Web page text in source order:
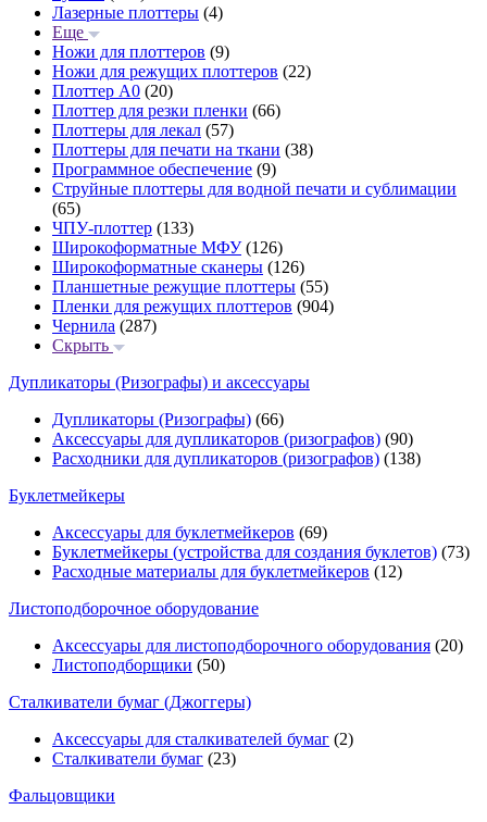
Лазерные плоттеры (4)
Еще
Ножи для плоттеров (9)
Ножи для режущих плоттеров (22)
Плоттер А0 (20)
Плоттер для резки пленки (66)
Плоттеры для лекал (57)
Плоттеры для печати на ткани (38)
Программное обеспечение (9)
Струйные плоттеры для водной печати и сублимации
(65)
ЧПУ-плоттер (133)
Широкоформатные МФУ(126)
Широкоформатные сканеры (126)
Планшетные режущие плоттеры (55)
Пленки для режущих плоттеров (904)
Чернила (287)
Скрыть
Дупликаторы (Ризографы) и аксессуары
Дупликаторы (Ризографы) (66)
Аксессуары для дупликаторов (ризографов) (90)
Расходники для дупликаторов (ризографов) (138)
Буклетмейкеры
Аксессуары для буклетмейкеров (69)
Буклетмейкеры (устройства для создания буклетов) (73)
Расходные материалы для буклетмейкеров (12)
Листоподборочное оборудование
Аксессуары для листоподборочного оборудования (20)
Листоподборщики (50)
Сталкиватели бумаг (Джоггеры)
Аксессуары для сталкивателей бумаг (2)
Сталкиватели бумаг (23)
Фальцовщики